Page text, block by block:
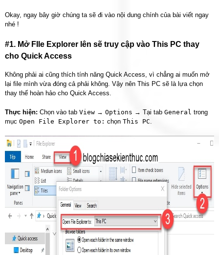
Okay, ngay bây giờ chúng ta sẽ đi vào nội dung chính của bài viết ngay
nhé !
#1. Mở FIle Explorer lên sẽ truy cập vào This PC thay
cho Quick Access
Không phải ai cũng thích tính năng Quick Access, vì chẳng ai muốn mở
lại file mình vừa đóng cả phải không. Vậy nên This PC sẽ là lựa chọn
thay thế hoàn hảo cho Quick Access.
Thực hiện: Chọn vào tab View → Options → Tại tab General trong
mục Open File Explorer to: chọn This PC